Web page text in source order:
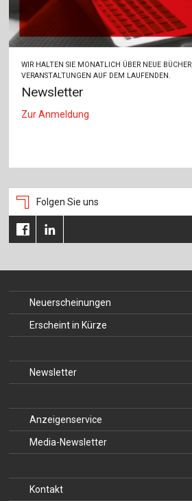
WIR HALTEN SIE MONATLICH ÜBER NEUE
VERANSTALTUNGEN AUF DEM LAUFENDEN.
Newsletter
Zur Anmeldung
Folgen Sie uns
Neuerscheinungen
Erscheint in Kürze
Newsletter
Anzeigenservice
Media-Newsletter
Kontakt